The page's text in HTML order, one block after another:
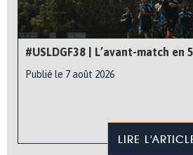
#USLDGF38 | L’avant-match en
Publié le 7 août 2026
LIRE